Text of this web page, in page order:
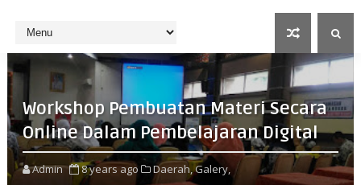
Workshop Pembuatan Materi Secara
Online Dalam Pembelajaran Digital
Admin 8 years ago Daerah,Galery,